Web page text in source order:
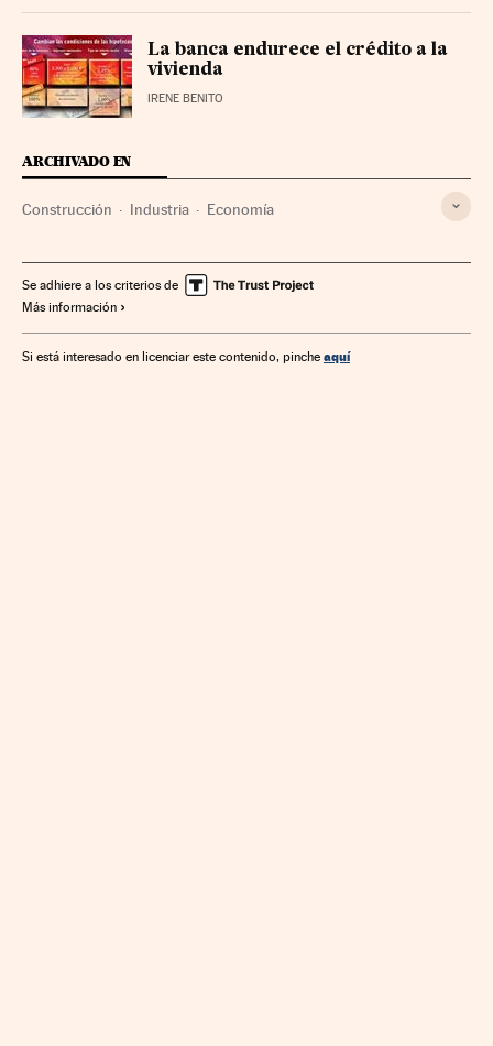
La banca endurece el crédito a la
vivienda
IRENE BENITO
ARCHIVADO EN
Construcción Industria Economía
Se adhiere a los criterios de
Más información
Si está interesado en licenciar este contenido, pinche aquí